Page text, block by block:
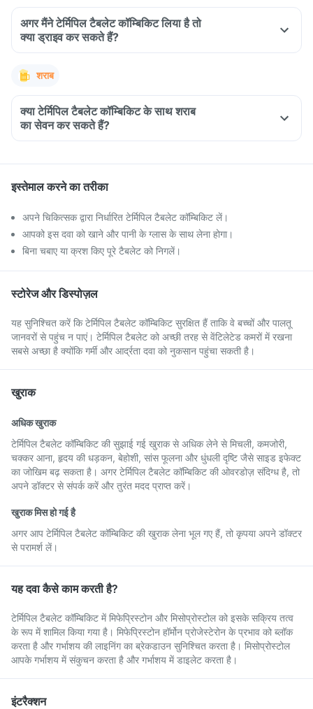
अगर मैंने टेर्मिपिल टैबलेट कॉम्बिकिट लिया है तो
क्या ड्राइव कर सकते हैं?
शराब
क्या टेर्मिपिल टैबलेट कॉम्बिकिट के साथ शराब
का सेवन कर सकते हैं?
इस्तेमाल करने का तरीका
अपने चिकित्सक द्वारा निर्धारित टेर्मिपिल टैबलेट कॉम्बिकिट लें।
आपको इस दवा को खाने और पानी के ग्लास के साथ लेना होगा।
बिना चबाए या क्रश किए पूरे टैबलेट को निगलें।
स्टोरेज और डिस्पोज़ल
यह सुनिश्चित करें कि टेर्मिपिल टैबलेट कॉम्बिकिट सुरक्षित हैं ताकि वे बच्चों और पालतू
जानवरों से पहुंच न पाएं। टेर्मिपिल टैबलेट को अच्छी तरह से वेंटिलेटेड कमरों में रखना
सबसे अच्छा है क्योंकि गर्मी और आर्द्रता दवा को नुकसान पहुंचा सकती है।
खुराक
अधिक खुराक
टेर्मिपिल टैबलेट कॉम्बिकिट की सुझाई गई खुराक से अधिक लेने से मिचली, कमजोरी,
चक्कर आना, हृदय की धड़कन, बेहोशी, सांस फूलना और धुंधली दृष्टि जैसे साइड इफेक्ट
का जोखिम बढ़ सकता है। अगर टेर्मिपिल टैबलेट कॉम्बिकिट की ओवरडोज़ संदिग्ध है, तो
अपने डॉक्टर से संपर्क करें और तुरंत मदद प्राप्त करें।
खुराक मिस हो गई है
अगर आप टेर्मिपिल टैबलेट कॉम्बिकिट की खुराक लेना भूल गए हैं, तो कृपया अपने डॉक्टर
से परामर्श लें।
यह दवा कैसे काम करती है?
टेर्मिपिल टैबलेट कॉम्बिकिट में मिफेप्रिस्टोन और मिसोप्रोस्टोल को इसके सक्रिय तत्व
के रूप में शामिल किया गया है। मिफेप्रिस्टोन हॉर्मोन प्रोजेस्टेरोन के प्रभाव को ब्लॉक
करता है और गर्भाशय की लाइनिंग का ब्रेकडाउन सुनिश्चित करता है। मिसोप्रोस्टोल
आपके गर्भाशय में संकुचन करता है और गर्भाशय में डाइलेट करता है।
इंटरैक्शन